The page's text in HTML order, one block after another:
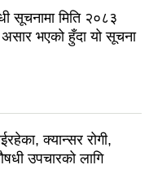
सूचनामा मिति २०८३
भएको हुँदा यो सूचना
क्यान्सर रोगी,
उपचारको लागि